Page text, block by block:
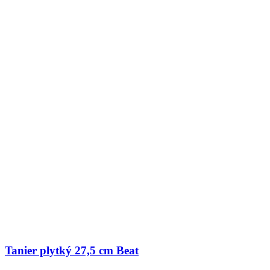
Tanier plytký 27,5 cm Beat